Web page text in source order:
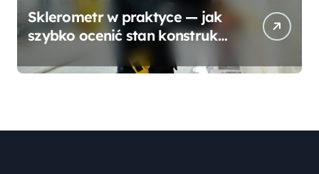
Sklerometr w praktyce — jak
szybko ocenić stan konstrukcji